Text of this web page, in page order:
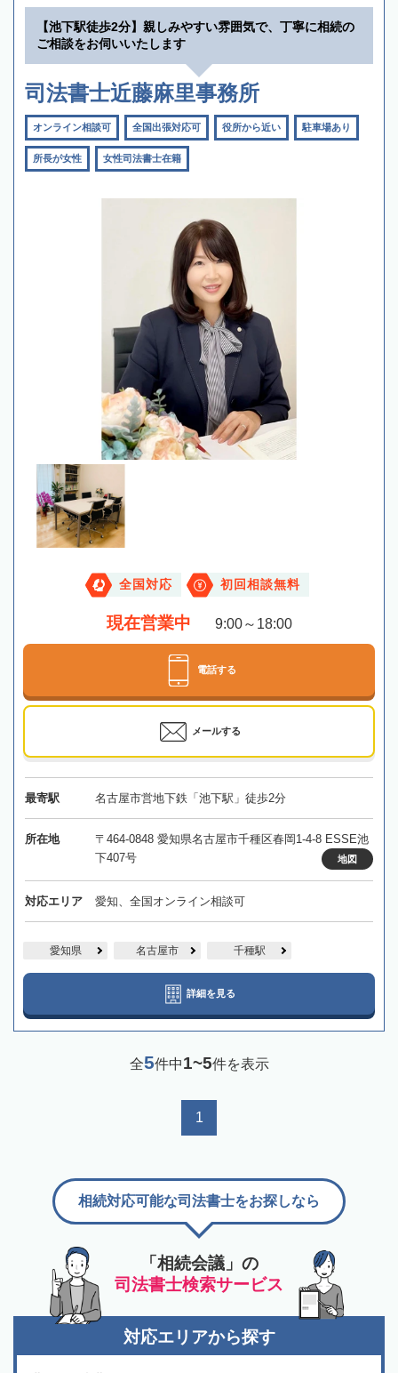
【池下駅徒歩2分】親しみやすい雰囲気で、丁寧に相続の
ご相談をお伺いいたします
司法書士近藤麻里事務所
オンライン相談可 全国出張対応可 役所から近い 駐車場あり
所長が女性 女性司法書士在籍
全国対応 初回相談無料
現在営業中 9:00～18:00
電話する
メールする
最寄駅 名古屋市営地下鉄「池下駅」徒歩2分
所在地
〒464-0848 愛知県名古屋市千種区春岡1-4-8 ESSE池
下407号
地図
対応エリア 愛知、全国オンライン相談可
愛知県 名古屋市 千種駅
詳細を見る
全5件中1~5件を表示
1
「相続会議」の
司法書士検索サービス
相続対応可能な司法書士をお探しなら
対応エリアから探す